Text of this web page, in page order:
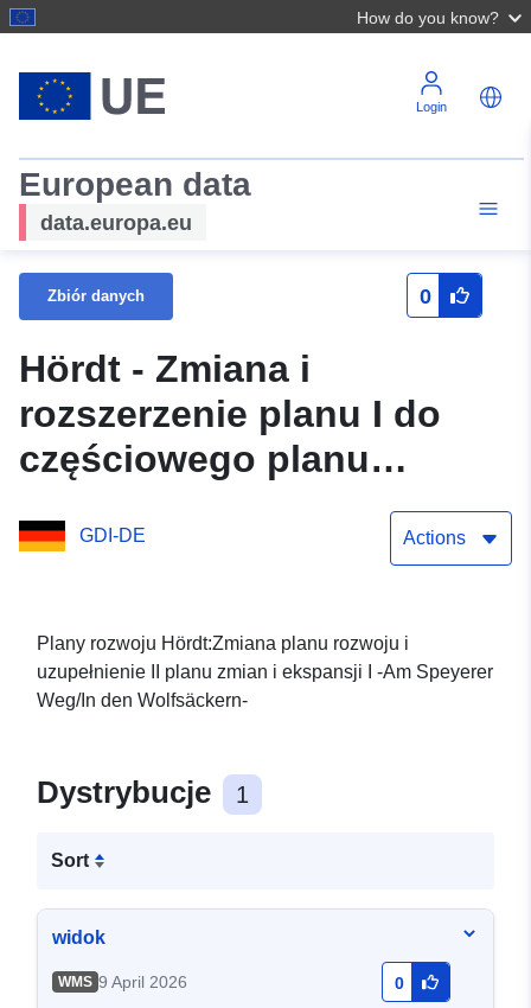
How do you know?
Login
European data
data.europa.eu
Zbiór danych 0
Hördt - Zmiana i
rozszerzenie planu I do
częściowego planu
rozwoju -Am Speyerer
Weg/Wolfsäcker- Zmiana i
zmiany i rozszerzenia I -
Am Speyerer Weg/In den
GDI-DE Actions
Plany rozwoju Hördt:Zmiana planu rozwoju i
uzupełnienie II planu zmian i ekspansji I -Am Speyerer
Weg/In den Wolfsäckern-
Dystrybucje 1
Sort
widok
WMS 9 April 2026 0